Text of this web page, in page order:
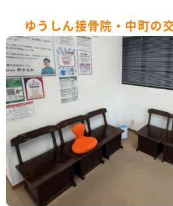
ゆうしん接骨院・中町の